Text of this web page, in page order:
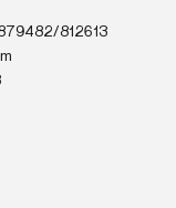
812613